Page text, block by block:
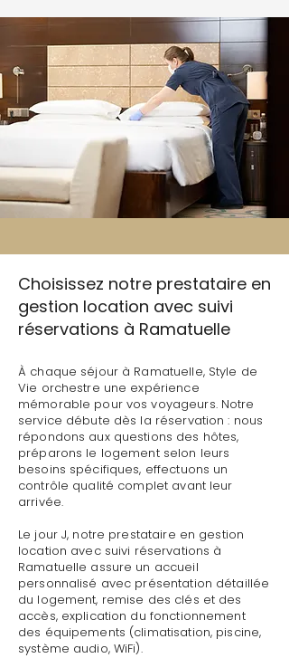
Choisissez notre prestataire en
gestion location avec suivi
réservations à Ramatuelle
À chaque séjour à Ramatuelle, Style de
Vie orchestre une expérience
mémorable pour vos voyageurs. Notre
service débute dès la réservation : nous
répondons aux questions des hôtes,
préparons le logement selon leurs
besoins spécifiques, effectuons un
contrôle qualité complet avant leur
arrivée.
Le jour J, notre prestataire en gestion
location avec suivi réservations à
Ramatuelle assure un accueil
personnalisé avec présentation détaillée
du logement, remise des clés et des
accès, explication du fonctionnement
des équipements (climatisation, piscine,
système audio, WiFi).